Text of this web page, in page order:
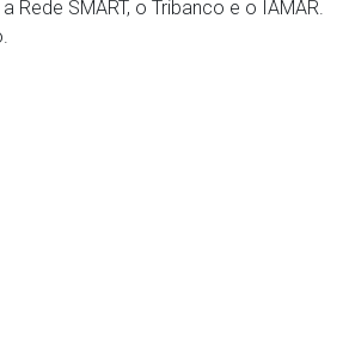
Rede SMART, o Tribanco e o IAMAR.